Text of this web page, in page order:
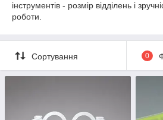
інструментів - розмір відділень і
роботи.
Сортування 0